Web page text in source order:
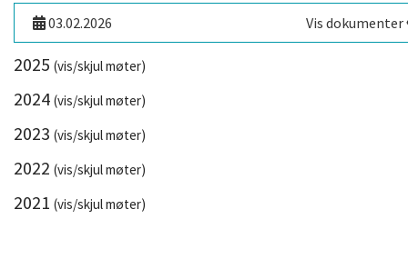
03.02.2026 Vis dokumenter
2025 (vis/skjul møter)
2024 (vis/skjul møter)
2023 (vis/skjul møter)
2022 (vis/skjul møter)
2021 (vis/skjul møter)